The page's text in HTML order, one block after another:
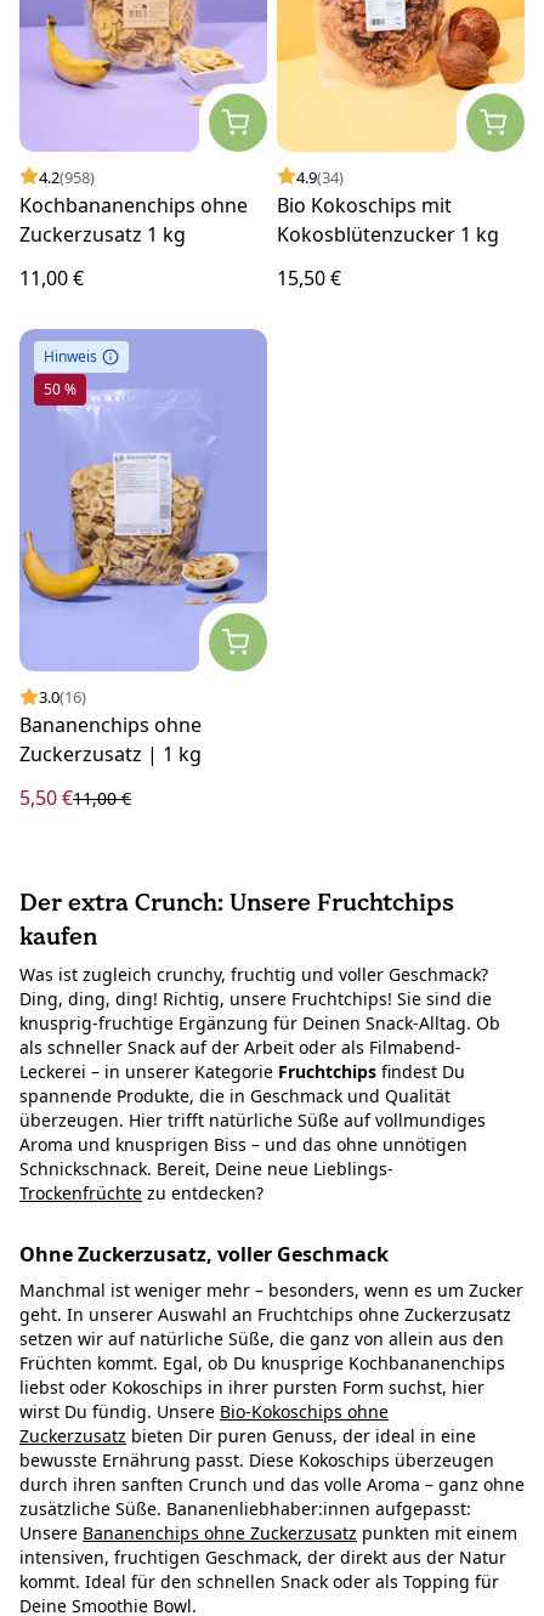
4.2(958)
Kochbananenchips ohne
Zuckerzusatz 1 kg
11,00 €
4.9(34)
Bio Kokoschips mit
Kokosblütenzucker 1 kg
15,50 €
Hinweis
50 %
3.0(16)
Bananenchips ohne
Zuckerzusatz | 1 kg
5,50 €11,00 €
Der extra Crunch: Unsere Fruchtchips
kaufen
Was ist zugleich crunchy, fruchtig und voller Geschmack?
Ding, ding, ding! Richtig, unsere Fruchtchips! Sie sind die
knusprig-fruchtige Ergänzung für Deinen Snack-Alltag. Ob
als schneller Snack auf der Arbeit oder als Filmabend-
Leckerei – in unserer Kategorie Fruchtchips findest Du
spannende Produkte, die in Geschmack und Qualität
überzeugen. Hier trifft natürliche Süße auf vollmundiges
Aroma und knusprigen Biss – und das ohne unnötigen
Schnickschnack. Bereit, Deine neue Lieblings-
Trockenfrüchte zu entdecken?
Ohne Zuckerzusatz, voller Geschmack
Manchmal ist weniger mehr – besonders, wenn es um Zucker
geht. In unserer Auswahl an Fruchtchips ohne Zuckerzusatz
setzen wir auf natürliche Süße, die ganz von allein aus den
Früchten kommt. Egal, ob Du knusprige Kochbananenchips
liebst oder Kokoschips in ihrer pursten Form suchst, hier
wirst Du fündig. Unsere Bio-Kokoschips ohne
Zuckerzusatz bieten Dir puren Genuss, der ideal in eine
bewusste Ernährung passt. Diese Kokoschips überzeugen
durch ihren sanften Crunch und das volle Aroma – ganz ohne
zusätzliche Süße. Bananenliebhaber:innen aufgepasst:
Unsere Bananenchips ohne Zuckerzusatz punkten mit einem
intensiven, fruchtigen Geschmack, der direkt aus der Natur
kommt. Ideal für den schnellen Snack oder als Topping für
Deine Smoothie Bowl.